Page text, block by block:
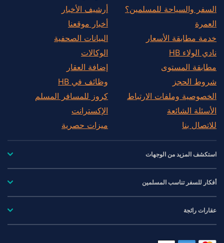
السفر والسياحة للمسلمين؟
العمرة
خدمة مطابقة الأسعار
نادي الولاء HB
مطابقة المستوى
شروط الحجز
الخصوصية وملفات الارتباط
الأسئلة الشائعة
للاتصال بنا
أرشيف الأخبار
أخبار موقعنا
البيانات الصحفية
الوكالات
إضافة العقار
وظائف في HB
كروز للمسافر المسلم
الإكسترانت
ميزات حصرية
استكشف المزيد من الوجهات
أفكار للسفر تناسب المسلمين
عقارات رائجة